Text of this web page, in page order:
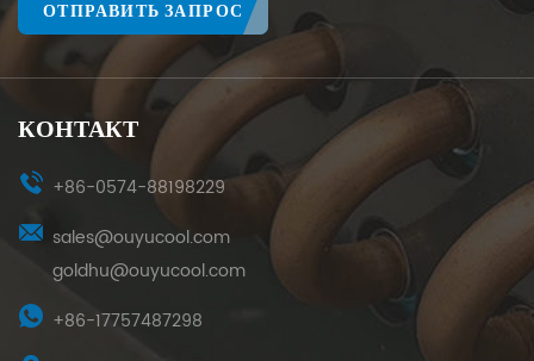
ОТПРАВИТЬ ЗАПРОС
КОНТАКТ
+86-0574-88198229
sales@ouyucool.com
goldhu@ouyucool.com
+86-17757487298